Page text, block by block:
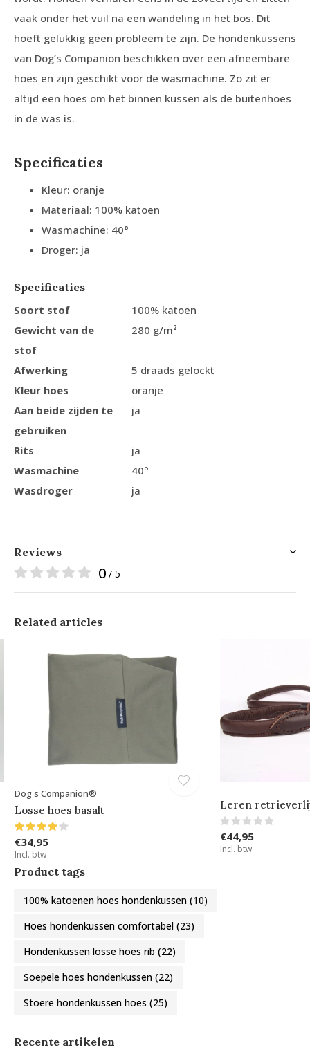
vaak onder het vuil na een wandeling in het bos. Dit
hoeft gelukkig geen probleem te zijn. De hondenkussens
van Dog’s Companion beschikken over een afneembare
hoes en zijn geschikt voor de wasmachine. Zo zit er
altijd een hoes om het binnen kussen als de buitenhoes
in de was is.
Specificaties
Kleur: oranje
Materiaal: 100% katoen
Wasmachine: 40°
Droger: ja
Specificaties
Soort stof
100% katoen
Gewicht van de
stof
280 g/m²
Afwerking
5 draads gelockt
Kleur hoes
oranje
Aan beide zijden te
gebruiken
ja
Rits
ja
Wasmachine
40º
Wasdroger
ja
Reviews
0 / 5
Related articles
Dog's Companion®
Losse hoes basalt
€34,95
Incl. btw
Leren
€44,95
Incl. btw
Product tags
100% katoenen hoes hondenkussen (10)
Hoes hondenkussen comfortabel (23)
Hondenkussen losse hoes rib (22)
Soepele hoes hondenkussen (22)
Stoere hondenkussen hoes (25)
Recente artikelen